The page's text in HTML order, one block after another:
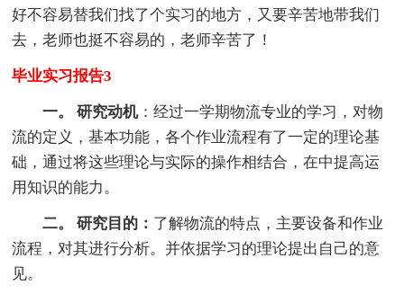
好不容易替我们找了个实习的地方，又要辛苦地带我们
去，老师也挺不容易的，老师辛苦了！
毕业实习报告3
一。 研究动机：经过一学期物流专业的学习，对物
流的定义，基本功能，各个作业流程有了一定的理论基
础，通过将这些理论与实际的操作相结合，在中提高运
用知识的能力。
二。 研究目的： 了解物流的特点，主要设备和作业
流程，对其进行分析。并依据学习的理论提出自己的意
见。